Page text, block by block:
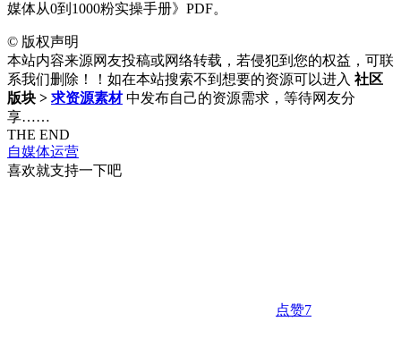
媒体从0到1000粉实操手册》PDF。
© 版权声明
本站内容来源网友投稿或网络转载，若侵犯到您的权益，可联
系我们删除！！如在本站搜索不到想要的资源可以进入 社区
版块 > 求资源素材 中发布自己的资源需求，等待网友分
享……
THE END
自媒体运营
喜欢就支持一下吧
点赞7